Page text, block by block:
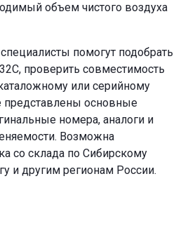
объем чистого воздуха
помогут подобрать
проверить совместимость
или серийному
представлены основные
номера, аналоги и
Возможна
со склада по Сибирскому
и другим регионам России.